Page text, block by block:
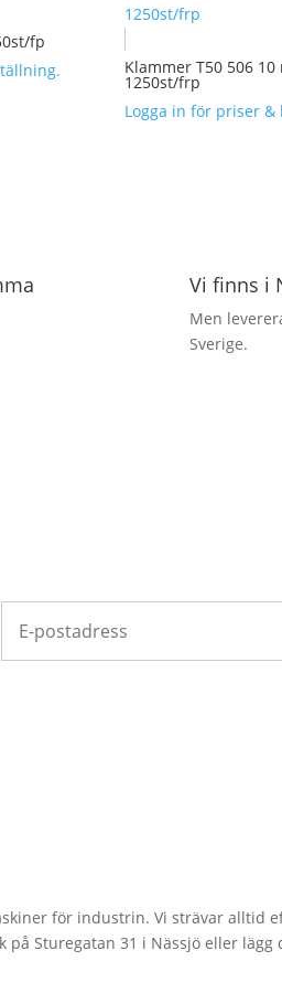
fp
Klammer T50 506 10
1250st/frp
Logga in för priser &
Vi finns i
Men
Sverige.
för industrin. Vi strävar alltid
Sturegatan 31 i Nässjö eller